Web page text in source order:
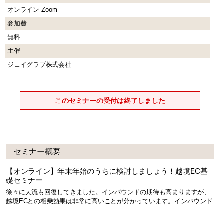
オンライン Zoom
参加費
無料
主催
ジェイグラブ株式会社
このセミナーの受付は終了しました
セミナー概要
【オンライン】年末年始のうちに検討しましょう！越境EC基
礎セミナー
徐々に人流も回復してきました。インバウンドの期待も高まりますが、
越境ECとの相乗効果は非常に高いことが分かっています。インバウンド